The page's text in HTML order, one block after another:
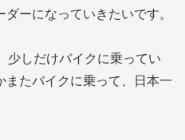
ーになっていきたいです。
少しだけバイクに乗ってい
またバイクに乗って、日本一